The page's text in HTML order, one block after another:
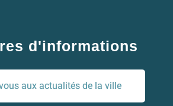
d'informations
aux actualités de la ville